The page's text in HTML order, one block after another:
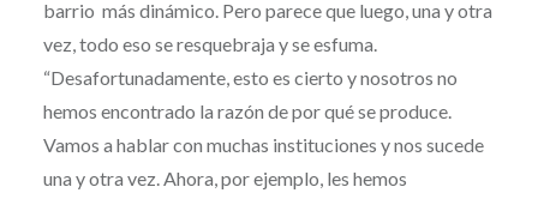
barrio más dinámico. Pero parece que luego, una y otra
vez, todo eso se resquebraja y se esfuma.
“Desafortunadamente, esto es cierto y nosotros no
hemos encontrado la razón de por qué se produce.
Vamos a hablar con muchas instituciones y nos sucede
una y otra vez. Ahora, por ejemplo, les hemos